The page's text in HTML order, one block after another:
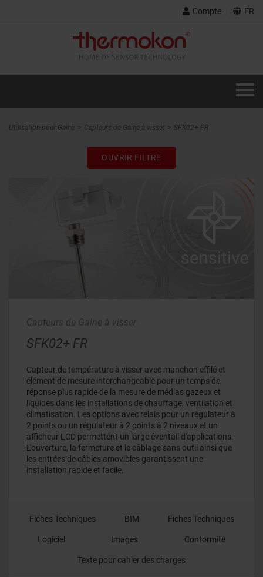
Compte FR
Utilisation pour Gaine Capteurs de Gaine à visser SFK02+ FR
OUVRIR FILTRE
Capteurs de Gaine à visser
SFK02+ FR
Capteur de température à visser avec manchon effilé et
élément de mesure interchangeable pour un temps de
réponse plus rapide de la mesure de médias gazeux et
liquides dans les installations de chauffage, ventilation et
climatisation. Les options avec relais pour un régulateur à
2 points ou un régulateur à 2 points à 2 niveaux et un
afficheur LCD permettent un large éventail d'applications.
L'ouverture, la fermeture et le câblage sans outil ainsi que
les entrées de câbles amovibles garantissent une
installation rapide et facile.
Fiches Techniques BIM Fiches Techniques
Logiciel Images Conformité
Texte pour cahier des charges